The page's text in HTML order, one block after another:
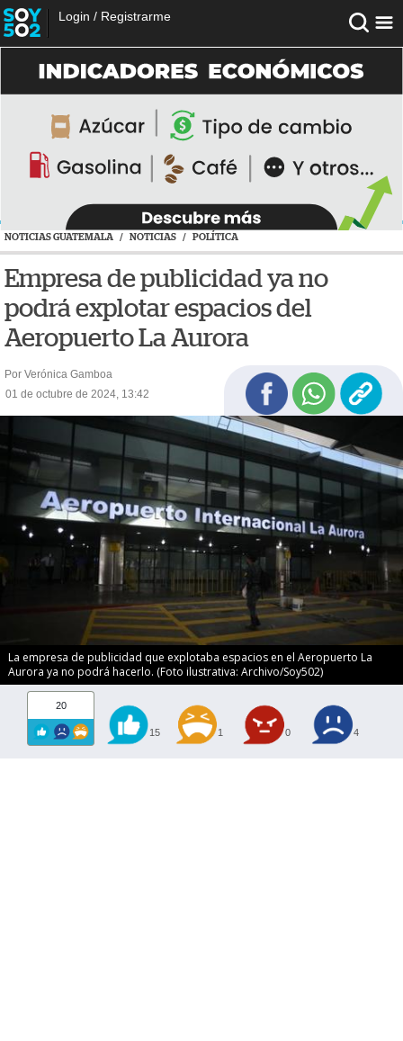
Login / Registrarme
NOTICIAS GUATEMALA / NOTICIAS / POLÍTICA
Empresa de publicidad ya no
podrá explotar espacios del
Aeropuerto La Aurora
Por Verónica Gamboa
01 de octubre de 2024, 13:42
La empresa de publicidad que explotaba espacios en el Aeropuerto La
Aurora ya no podrá hacerlo. (Foto ilustrativa: Archivo/Soy502)
20
15 1 0 4